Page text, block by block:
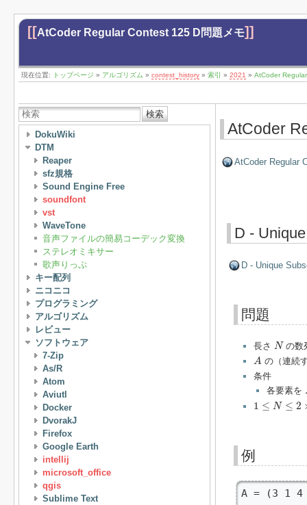
[[AtCoder Regular Contest 125 D問題メモ]]
現在位置: トップページ » アルゴリズム » contest_history » 索引 » 2021 » AtCoder
検索
DokuWiki
DTM
Reaper
sfz規格
Sound Engine Free
soundfont
vst
WaveTone
音声ファイルの簡易コーデック変換
ステレオミキサー
歌声りっぷ
キー配列
ニコニコ
プログラミング
アルゴリズム
レビュー
ソフトウェア
7-Zip
As/R
Atom
Aviutl
Docker
DvorakJ
Firefox
Google Earth
intellij
microsoft_office
qgis
Sublime Text
AtCoder
AtCoder Regular
D -
D - Unique
問題
長さ N
N の数
A
A の（連続
条件
各要素を
1 ≤ N ≤ 2
1 N ≤2 105
例
A = (3 1 4